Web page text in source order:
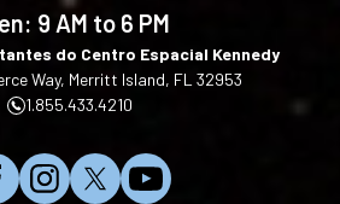
language
9 AM to 6 PM
do Centro Espacial Kennedy
Way, Merritt Island, FL 32953
1.855.433.4210
S
S
I